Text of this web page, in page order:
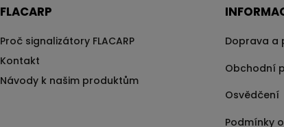
FLACARP
Proč signalizátory FLACARP
Kontakt
Návody k našim produktům
Doprava a
Obchodní
Osvědčení
Podmínky